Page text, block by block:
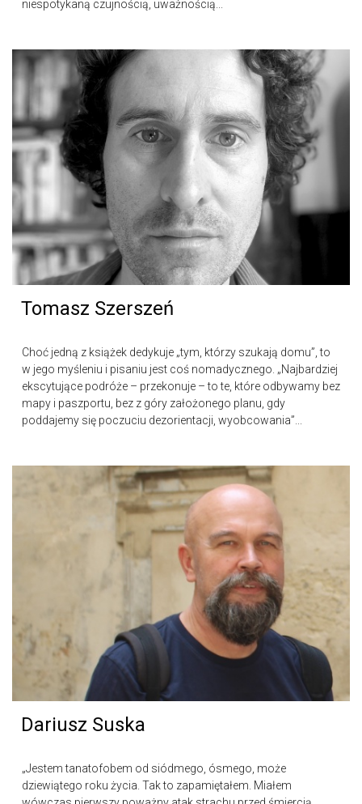
niespotykaną czujnością, uważnością...
Tomasz Szerszeń
Choć jedną z książek dedykuje „tym, którzy szukają domu”, to
w jego myśleniu i pisaniu jest coś nomadycznego. „Najbardziej
ekscytujące podróże – przekonuje – to te, które odbywamy bez
mapy i paszportu, bez z góry założonego planu, gdy
poddajemy się poczuciu dezorientacji, wyobcowania”...
Dariusz Suska
„Jestem tanatofobem od siódmego, ósmego, może
dziewiątego roku życia. Tak to zapamiętałem. Miałem